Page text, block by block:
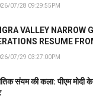
07/28 09:29:55PM
VALLEY NARROW
RESUME
07/29 03:27:00PM
संयम की कला: पीएम मोदी